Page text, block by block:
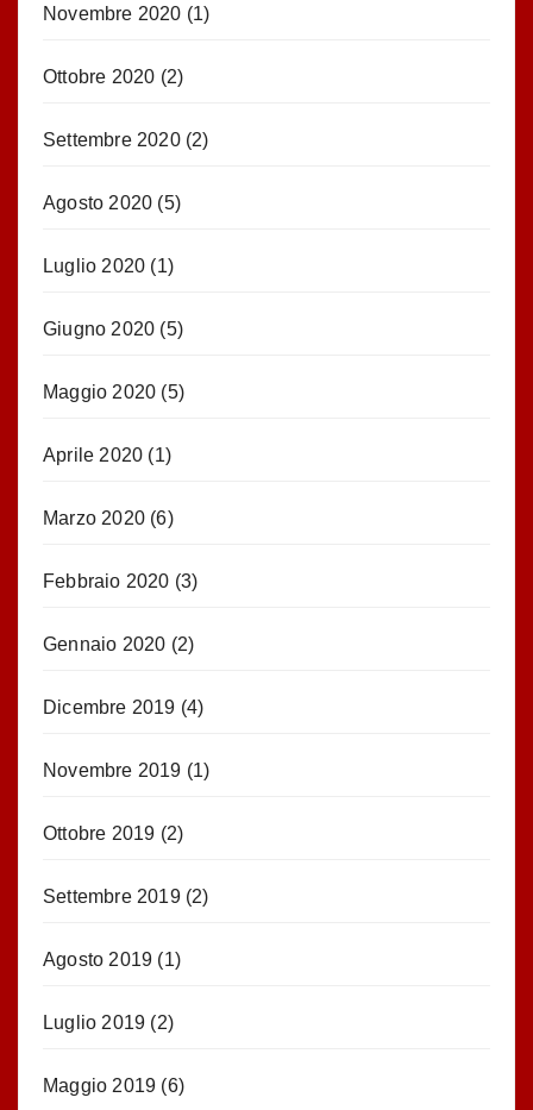
Novembre 2020 (1)
Ottobre 2020 (2)
Settembre 2020(2)
Agosto 2020 (5)
Luglio 2020 (1)
Giugno 2020 (5)
Maggio 2020 (5)
Aprile 2020 (1)
Marzo 2020 (6)
Febbraio 2020 (3)
Gennaio 2020 (2)
Dicembre 2019 (4)
Novembre 2019 (1)
Ottobre 2019 (2)
Settembre 2019(2)
Agosto 2019 (1)
Luglio 2019 (2)
Maggio 2019 (6)